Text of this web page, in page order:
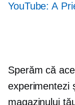
YouTube: A
Sperăm că
experimentezi
magazinului